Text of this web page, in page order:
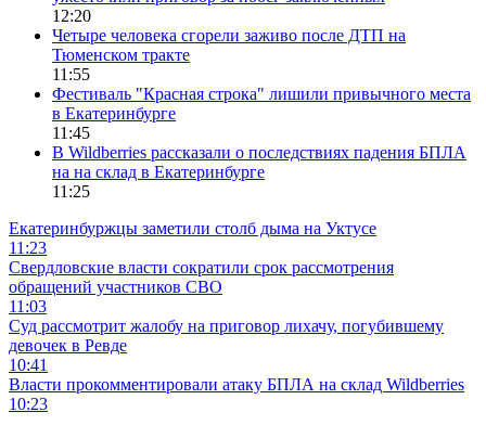
12:20
Четыре человека сгорели заживо после ДТП на
Тюменском тракте
11:55
Фестиваль "Красная строка" лишили привычного места
в Екатеринбурге
11:45
В Wildberries рассказали о последствиях падения БПЛА
на на склад в Екатеринбурге
11:25
Екатеринбуржцы заметили столб дыма на Уктусе
11:23
Свердловские власти сократили срок рассмотрения
обращений участников СВО
11:03
Суд рассмотрит жалобу на приговор лихачу, погубившему
девочек в Ревде
10:41
Власти прокомментировали атаку БПЛА на склад Wildberries
10:23